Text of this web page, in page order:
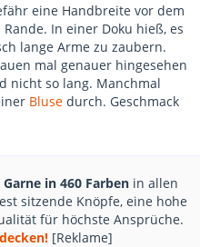
eine Handbreite vor dem
In einer Doku hieß, es
lange Arme zu zaubern.
mal genauer hingesehen
nicht so lang. Manchmal
Bluse durch. Geschmack
Garne in 460 Farben in allen
sitzende Knöpfe, eine hohe
für höchste Ansprüche.
[Reklame]